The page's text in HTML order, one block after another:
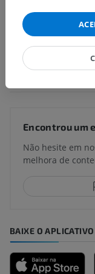
Anatomia humana 1
Traduções
Encontrou um
Não hesite em
melhora de
BAIXE O APLICATIVO